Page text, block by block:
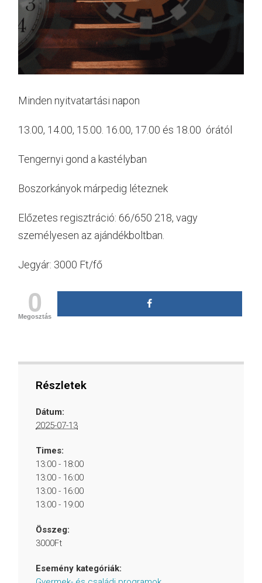
Minden nyitvatartási napon
13.00, 14.00, 15.00. 16.00, 17.00 és 18.00 órától
Tengernyi gond a kastélyban
Boszorkányok márpedig léteznek
Előzetes regisztráció: 66/650 218, vagy
személyesen az ajándékboltban.
Jegyár: 3000 Ft/fő
0
Megosztás
Részletek
Dátum:
2025-07-13
Times:
13:00 - 18:00
13:00 - 16:00
13:00 - 16:00
13:00 - 19:00
Összeg:
3000Ft
Esemény kategóriák: